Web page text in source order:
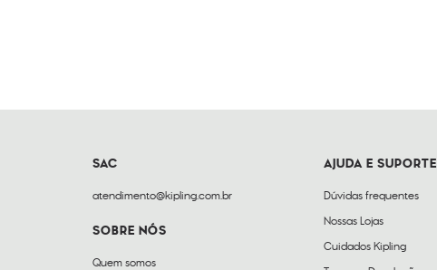
SAC
atendimento@kipling.com.br
SOBRE NÓS
Quem somos
AJUDA E SUPORTE
Dúvidas frequentes
Nossas Lojas
Cuidados Kipling